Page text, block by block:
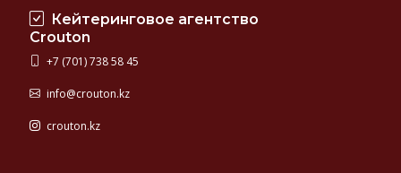
Кейтеринговое агентство
Crouton
+7 (701) 738 58 45
info@crouton.kz
crouton.kz